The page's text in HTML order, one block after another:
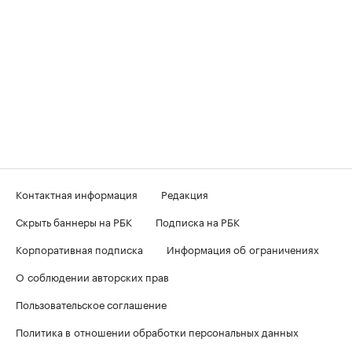
Контактная информация
Редакция
Скрыть баннеры на РБК
Подписка на РБК
Корпоративная подписка
Информация об ограничениях
О соблюдении авторских прав
Пользовательское соглашение
Политика в отношении обработки персональных данных